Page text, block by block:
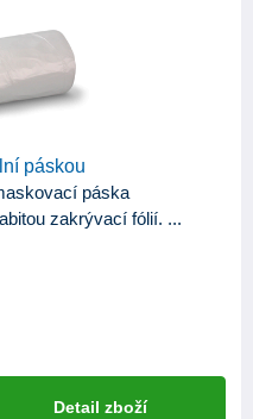
páskou
páska
zakrývací fólií. ...
Detail zboží